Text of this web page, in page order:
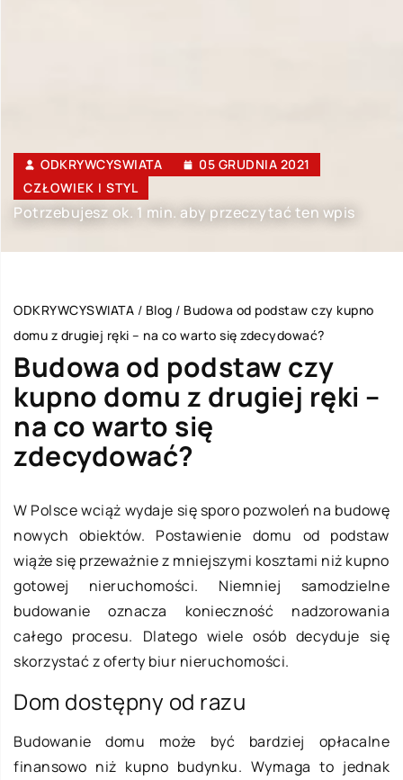
ODKRYWCYSWIATA
05 GRUDNIA 2021
CZŁOWIEK I STYL
Potrzebujesz ok. 1 min. aby przeczytać ten wpis
ODKRYWCYSWIATA / Blog / Budowa od podstaw czy kupno
domu z drugiej ręki – na co warto się zdecydować?
Budowa od podstaw czy
kupno domu z drugiej ręki –
na co warto się
zdecydować?
W Polsce wciąż wydaje się sporo pozwoleń na budowę
nowych obiektów. Postawienie domu od podstaw
wiąże się przeważnie z mniejszymi kosztami niż kupno
gotowej nieruchomości. Niemniej samodzielne
budowanie oznacza konieczność nadzorowania
całego procesu. Dlatego wiele osób decyduje się
skorzystać z oferty biur nieruchomości.
Dom dostępny od razu
Budowanie domu może być bardziej opłacalne
finansowo niż kupno budynku. Wymaga to jednak